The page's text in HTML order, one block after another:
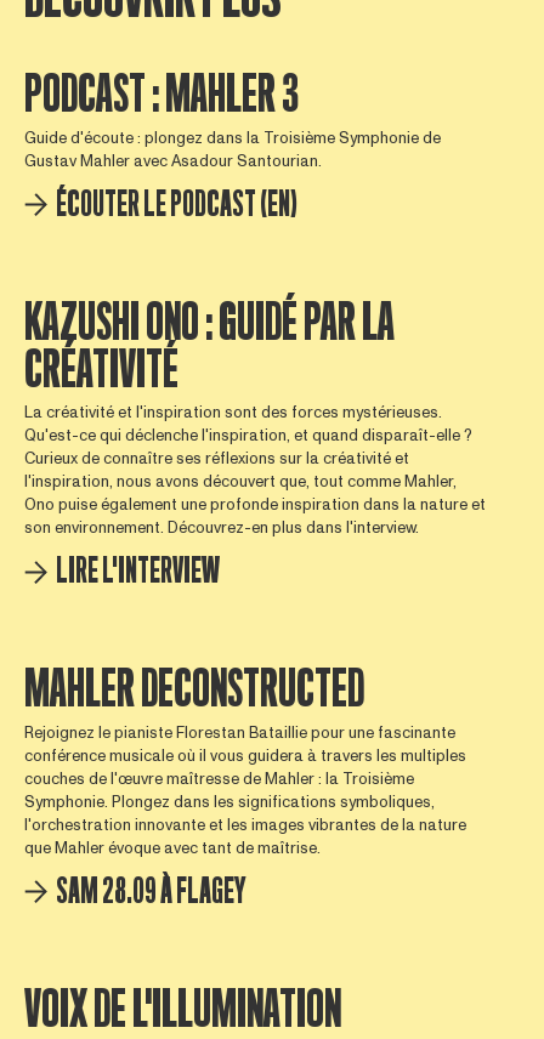
PODCAST : MAHLER 3
Guide d'écoute : plongez dans la Troisième Symphonie de
Gustav Mahler avec Asadour Santourian.
ÉCOUTER LE PODCAST (EN)
KAZUSHI ONO : GUIDÉ PAR LA
CRÉATIVITÉ
La créativité et l'inspiration sont des forces mystérieuses.
Qu'est-ce qui déclenche l'inspiration, et quand disparaît-elle ?
Curieux de connaître ses réflexions sur la créativité et
l'inspiration, nous avons découvert que, tout comme Mahler,
Ono puise également une profonde inspiration dans la nature et
son environnement. Découvrez-en plus dans l'interview.
LIRE L'INTERVIEW
MAHLER DECONSTRUCTED
Rejoignez le pianiste Florestan Bataillie pour une fascinante
conférence musicale où il vous guidera à travers les multiples
couches de l'œuvre maîtresse de Mahler : la Troisième
Symphonie. Plongez dans les significations symboliques,
l'orchestration innovante et les images vibrantes de la nature
que Mahler évoque avec tant de maîtrise.
SAM 28.09 À FLAGEY
VOIX DE L'ILLUMINATION